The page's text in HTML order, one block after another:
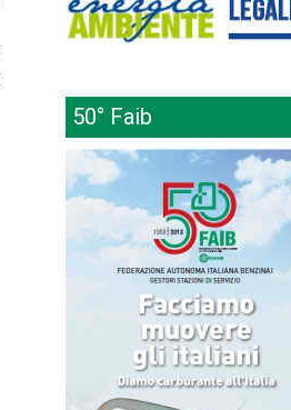
50° Faib